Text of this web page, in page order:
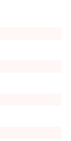
０～１２：０
３０～１２：
０～１２：０